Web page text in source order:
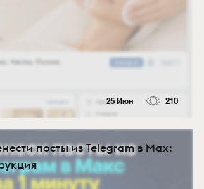
25 Июн 210
посты из Telegram в Max: